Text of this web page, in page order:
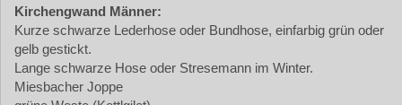
Kirchengwand Männer:
Kurze schwarze Lederhose oder Bundhose, einfarbig grün oder
gelb gestickt.
Lange schwarze Hose oder Stresemann im Winter.
Miesbacher Joppe